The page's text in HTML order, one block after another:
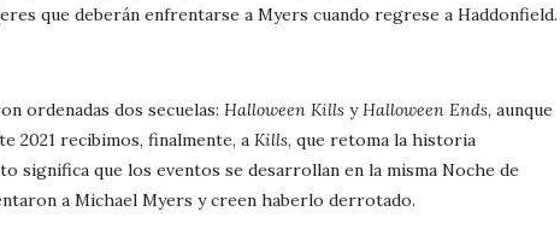
que deberán enfrentarse a Myers cuando regrese a Haddonfield.
ordenadas dos secuelas: Halloween Kills yHalloween Ends, aunque
2021 recibimos, finalmente, a Kills, que retoma la historia
significa que los eventos se desarrollan en la misma Noche de
a Michael Myers y creen haberlo derrotado.